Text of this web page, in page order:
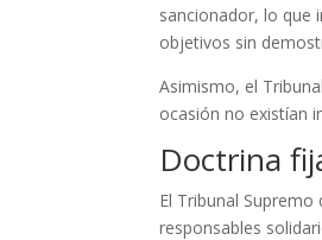
sancionador, lo que
objetivos sin
Asimismo, el
ocasión no existían
Doctrina
El Tribunal
responsables